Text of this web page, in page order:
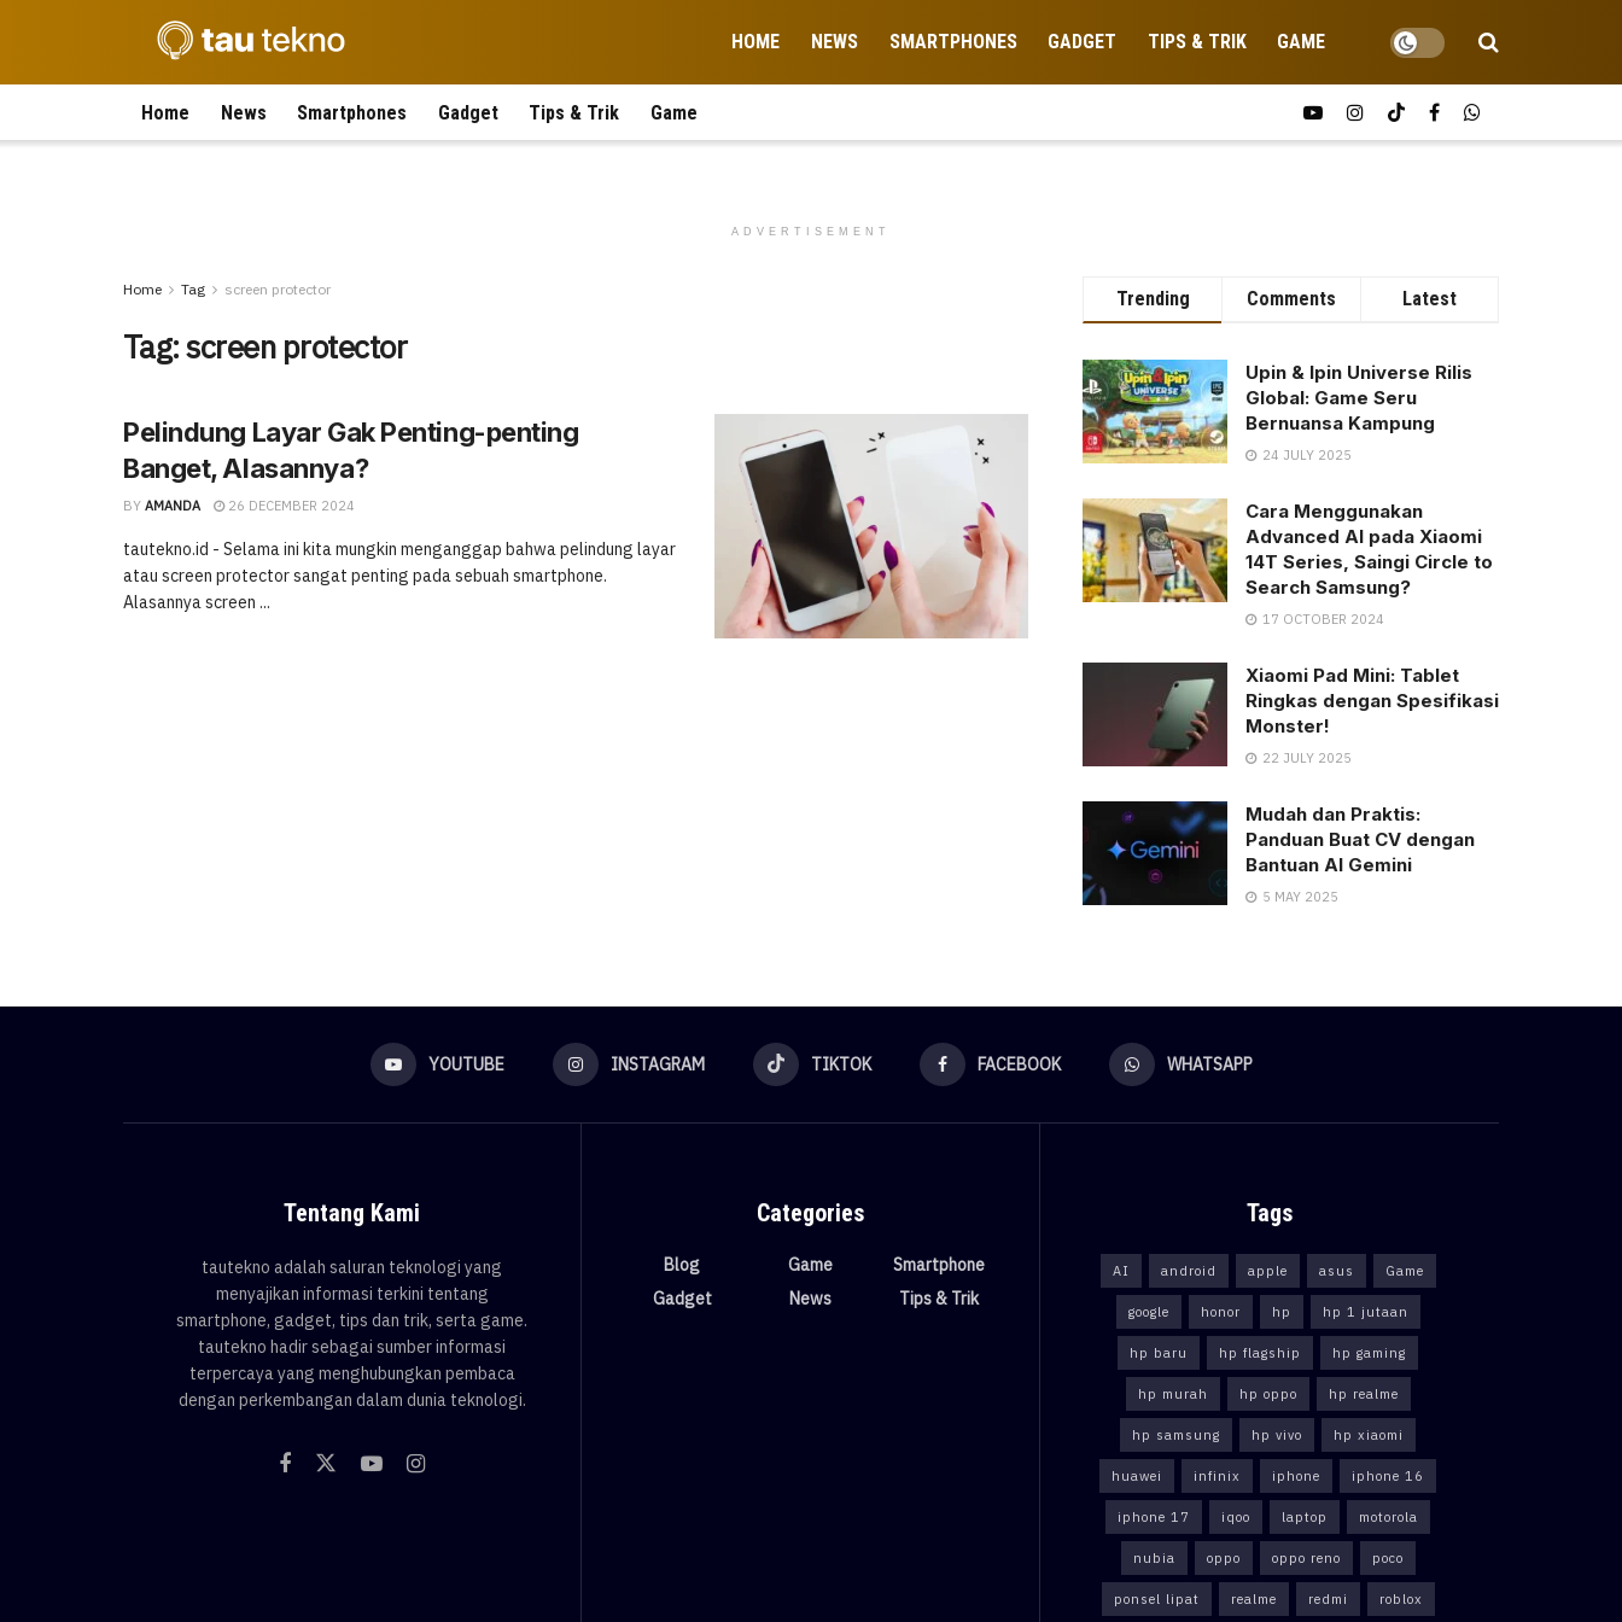
HOME NEWS SMARTPHONES GADGET TIPS & TRIK GAME
Home News Smartphones Gadget Tips & Trik Game
ADVERTISEMENT
Home Tag screen protector
Tag:screen protector
Pelindung Layar Gak Penting-penting
Banget, Alasannya?
BY AMANDA 26 DECEMBER 2024
tautekno.id - Selama ini kita mungkin menganggap bahwa pelindung layar
atau screen protector sangat penting pada sebuah smartphone.
Alasannya screen ...
Trending Comments Latest
Upin & Ipin Universe Rilis
Global: Game Seru
Bernuansa Kampung
24 JULY 2025
Cara Menggunakan
Advanced AI pada Xiaomi
14T Series, Saingi Circle to
Search Samsung?
17 OCTOBER 2024
Xiaomi Pad Mini: Tablet
Ringkas dengan Spesifikasi
Monster!
22 JULY 2025
Mudah dan Praktis:
Panduan Buat CV dengan
Bantuan AI Gemini
5 MAY 2025
YOUTUBE INSTAGRAM TIKTOK FACEBOOK WHATSAPP
Tentang Kami
tautekno adalah saluran teknologi yang
menyajikan informasi terkini tentang
smartphone, gadget, tips dan trik, serta game.
tautekno hadir sebagai sumber informasi
terpercaya yang menghubungkan pembaca
dengan perkembangan dalam dunia teknologi.
Categories
Blog
Gadget
Game
News
Smartphone
Tips & Trik
Tags
AI android apple asus Game
google honor hp hp 1 jutaan
hp baru hp flagship hp gaming
hp murah hp oppo hp realme
hp samsung hp vivo hp xiaomi
huawei infinix iphone iphone 16
iphone 17 iqoo laptop motorola
nubia oppo oppo reno poco
ponsel lipat realme redmi roblox